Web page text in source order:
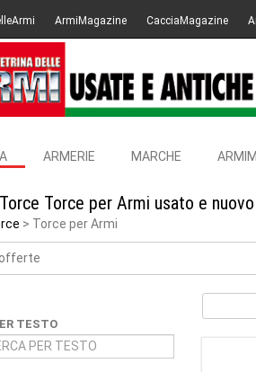
ArmiMagazine CacciaMagazine
ARMERIE MARCHE
Torce per Armi usato e
Torce per Armi
TESTO